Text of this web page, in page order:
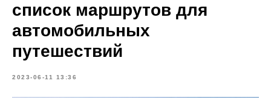
список маршрутов для
автомобильных
путешествий
2023-06-11 13:36